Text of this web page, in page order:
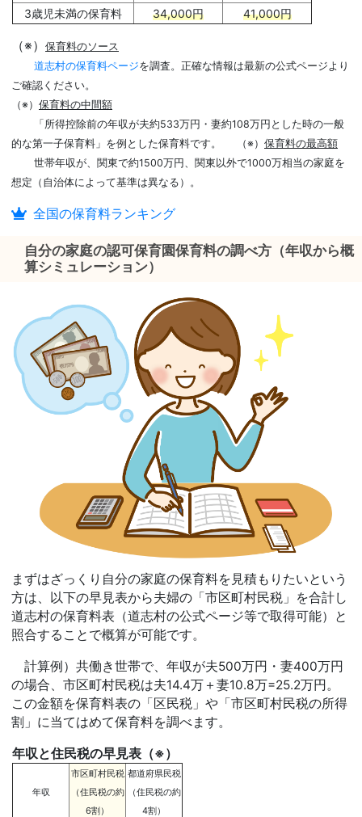
3歳児未満の保育料
34,000円 41,000円
（※）
保育料のソース
道志村の保育料ページを調査。正確な情報は最新の公式ページより
ご確認ください。
（※） 保育料の中間額
「所得控除前の年収が夫約533万円・妻約108万円とした時の一般
的な第一子保育料」を例とした保育料です。
（※） 保育料の最高額
世帯年収が、関東で約1500万円、関東以外で1000万相当の家庭を
想定（自治体によって基準は異なる）。
全国の保育料ランキング
自分の家庭の認可保育園保育料の調べ方（年収から概
算シミュレーション）
まずはざっくり自分の家庭の保育料を見積もりたいという
方は、以下の早見表から夫婦の「市区町村民税」を合計し
道志村の保育料表（道志村の公式ページ等で取得可能）と
照合することで概算が可能です。
計算例）共働き世帯で、年収が夫500万円・妻400万円
の場合、市区町村民税は夫14.4万＋妻10.8万=25.2万円。
この金額を保育料表の「区民税」や「市区町村民税の所得
割」に当てはめて保育料を調べます。
年収と住民税の早見表（※）
年収
市区町村民税
（住民税の約
6割）
都道府県民税
（住民税の約
4割）